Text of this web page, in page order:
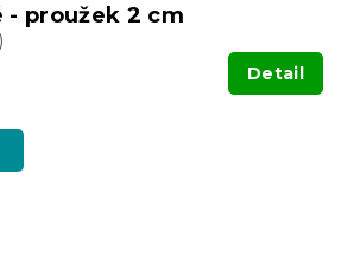
- proužek 2 cm
Detail